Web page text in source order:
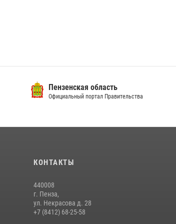
Пензенская область
Официальный портал Правительства
КОНТАКТЫ
440008
г. Пенза,
ул. Некрасова д. 28
+7 (8412) 68-25-58